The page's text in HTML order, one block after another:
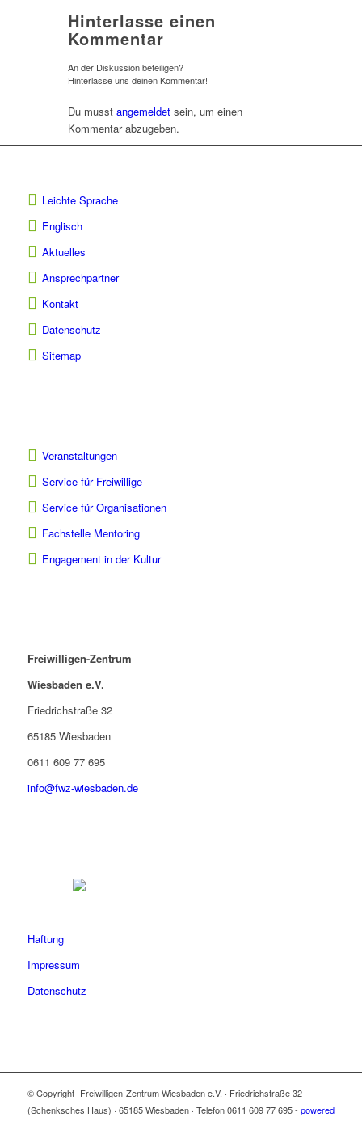
Hinterlasse einen
Kommentar
An der Diskussion beteiligen?
Hinterlasse uns deinen Kommentar!
Du musst angemeldet sein, um einen
Kommentar abzugeben.
Leichte Sprache
Englisch
Aktuelles
Ansprechpartner
Kontakt
Datenschutz
Sitemap
Veranstaltungen
Service für Freiwillige
Service für Organisationen
Fachstelle Mentoring
Engagement in der Kultur
Freiwilligen-Zentrum
Wiesbaden e.V.
Friedrichstraße 32
65185 Wiesbaden
0611 609 77 695
info@fwz-wiesbaden.de
Haftung
Impressum
Datenschutz
© Copyright -Freiwilligen-Zentrum Wiesbaden e.V. · Friedrichstraße 32
(Schenksches Haus) · 65185 Wiesbaden · Telefon 0611 609 77 695 - powered